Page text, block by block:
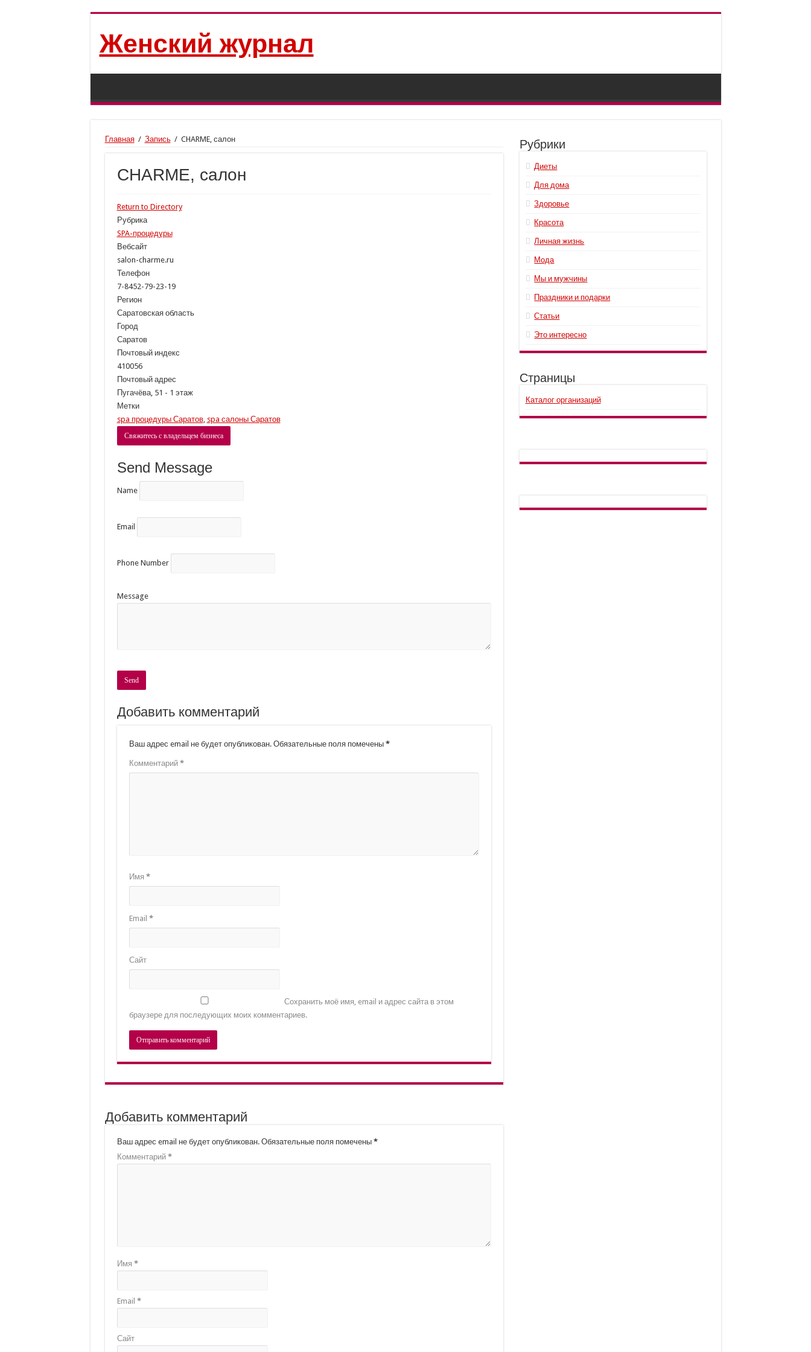
Женский журнал
Главная / Запись / CHARME, салон
CHARME, салон
Return to Directory
Рубрика
SPA-процедуры
Вебсайт
salon-charme.ru
Телефон
7-8452-79-23-19
Регион
Саратовская область
Город
Саратов
Почтовый индекс
410056
Почтовый адрес
Пугачёва, 51 - 1 этаж
Метки
spa процедуры Саратов, spa салоны Саратов
Свяжитесь с владельцем бизнеса
Send Message
Name
Email
Phone Number
Message
Добавить комментарий
Ваш адрес email не будет опубликован. Обязательные поля помечены *
Комментарий *
Имя *
Email *
Сайт
Сохранить моё имя, email и адрес сайта в этом
браузере для последующих моих комментариев.
Добавить комментарий
Ваш адрес email не будет опубликован. Обязательные поля помечены *
Комментарий *
Имя *
Email *
Сайт
Рубрики
Диеты
Для дома
Здоровье
Красота
Личная жизнь
Мода
Мы и мужчины
Праздники и подарки
Статьи
Это интересно
Страницы
Каталог организаций